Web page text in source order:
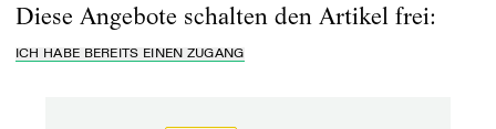
Diese Angebote schalten den Artikel frei:
ICH HABE BEREITS EINEN ZUGANG